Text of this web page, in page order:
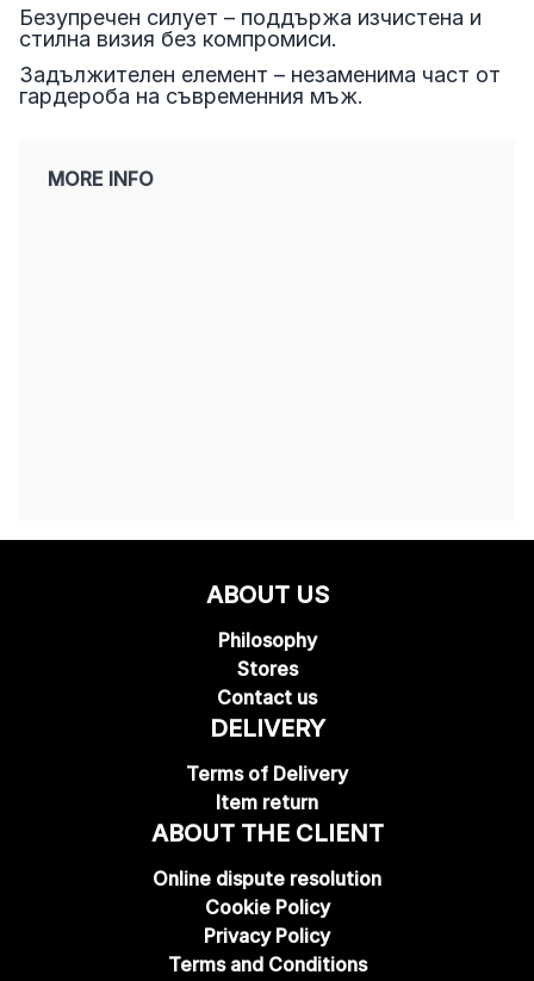
Безупречен силует – поддържа изчистена и
стилна визия без компромиси.
Задължителен елемент – незаменима част от
гардероба на съвременния мъж.
MORE INFO
ABOUT US
Philosophy
Stores
Contact us
DELIVERY
Terms of Delivery
Item return
ABOUT THE CLIENT
Online dispute resolution
Cookie Policy
Privacy Policy
Terms and Conditions